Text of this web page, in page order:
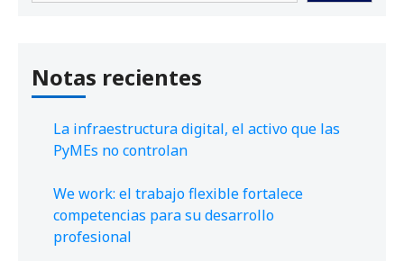
Notas recientes
La infraestructura digital, el activo que las
PyMEs no controlan
We work: el trabajo flexible fortalece
competencias para su desarrollo
profesional